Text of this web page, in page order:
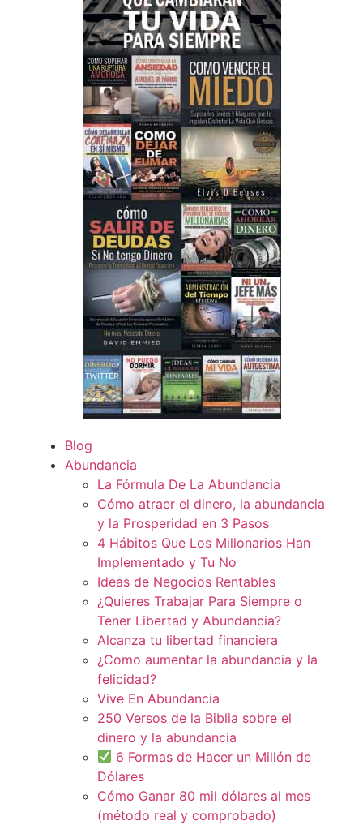
Blog
Abundancia
La Fórmula De La Abundancia
Cómo atraer el dinero, la abundancia
y la Prosperidad en 3 Pasos
4 Hábitos Que Los Millonarios Han
Implementado y Tu No
Ideas de Negocios Rentables
¿Quieres Trabajar Para Siempre o
Tener Libertad y Abundancia?
Alcanza tu libertad financiera
¿Como aumentar la abundancia y la
felicidad?
Vive En Abundancia
250 Versos de la Biblia sobre el
dinero y la abundancia
6 Formas de Hacer un Millón de
Dólares
Cómo Ganar 80 mil dólares al mes
(método real y comprobado)